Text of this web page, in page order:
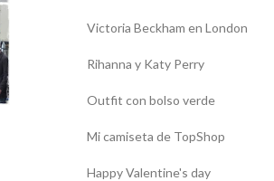
Victoria Beckham en London
Rihanna y Katy Perry
Outfit con bolso verde
Mi camiseta de TopShop
Happy Valentine's day